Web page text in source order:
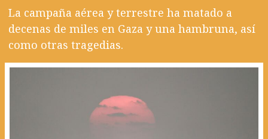
La campaña aérea y terrestre ha matado a
decenas de miles en Gaza y una hambruna, así
como otras tragedias.